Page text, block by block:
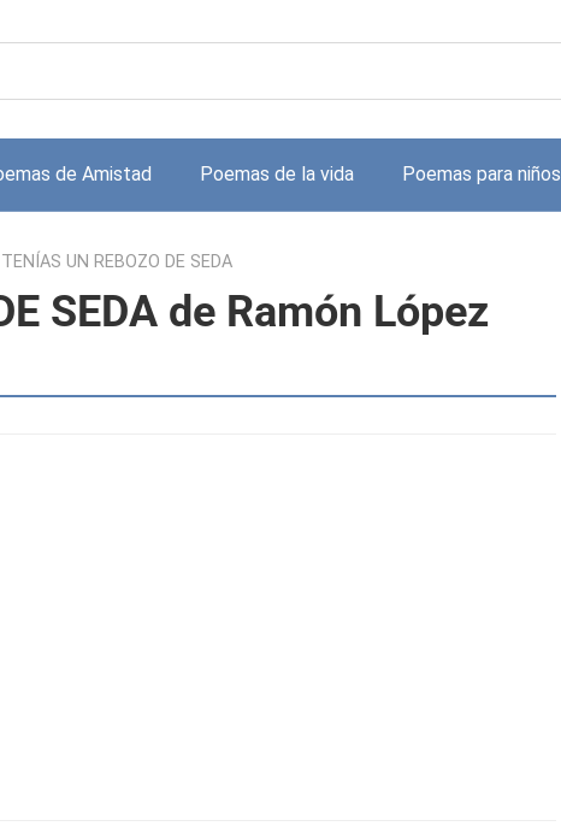
de Amistad Poemas de la vida Poemas para niños
TENÍAS UN REBOZO DE SEDA
SEDA de Ramón López